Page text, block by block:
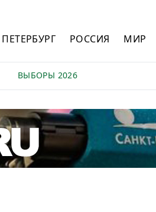
ПЕТЕРБУРГ РОССИЯ МИР
ВЫБОРЫ 2026